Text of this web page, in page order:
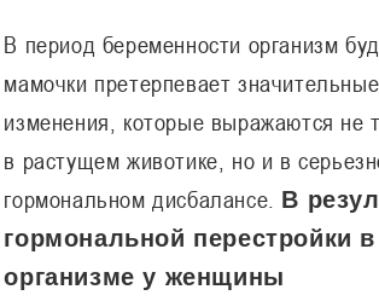
В период беременности организм
мамочки претерпевает значительные
изменения, которые выражаются не
в растущем животике, но и в
гормональном дисбалансе. В
гормональной перестройки в
организме у женщины